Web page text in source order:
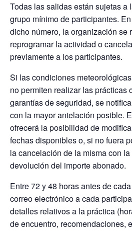
Todas las salidas están sujetas a
grupo mínimo de participantes.
dicho número, la organización se
reprogramar la actividad o
previamente a los participantes.
Si las condiciones
no permiten realizar las prácticas
garantías de seguridad, se
con la mayor antelación posible.
ofrecerá la posibilidad de
fechas disponibles o, si no fuera
la cancelación de la misma con
devolución del importe abonado.
Entre 72 y 48 horas antes de
correo electrónico a cada
detalles relativos a la práctica
de encuentro, recomendaciones,